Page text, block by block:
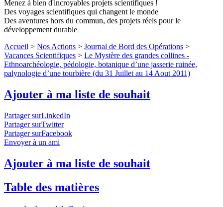
Menez à bien d'incroyables projets scientifiques !
Des voyages scientifiques qui changent le monde
Des aventures hors du commun, des projets réels pour le
développement durable
Accueil > Nos Actions > Journal de Bord des Opérations >
Vacances Scientifiques > Le Mystère des grandes collines -
Ethnoarchéologie, pédologie, botanique d’une jasserie ruinée,
palynologie d’une tourbière (du 31 Juillet au 14 Aout 2011)
Ajouter à ma liste de souhait
Partager surLinkedIn
Partager surTwitter
Partager surFacebook
Envoyer à un ami
Ajouter à ma liste de souhait
Table des matières